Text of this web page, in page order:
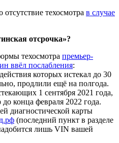
техосмотра в случае
отcрочка»?
техосмотра премьер-
ввёл послабления:
которых истекал до 30
продлили ещё на полгода.
1 сентября 2021 года,
конца февраля 2022 года.
диагностической карты
(последний пункт в разделе
лишь VIN вашей